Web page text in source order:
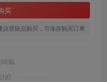
买
议登陆后购买，可保存购买订单
载。